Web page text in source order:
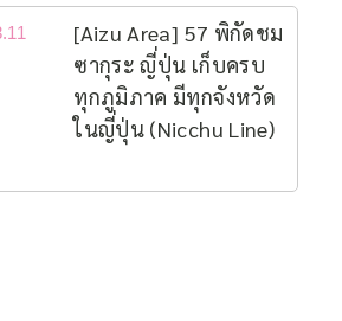
[Aizu Area] 57 พิกัดชม
ซากุระ ญี่ปุ่น เก็บครบ
ทุกภูมิภาค มีทุกจังหวัด
ในญี่ปุ่น (Nicchu Line)